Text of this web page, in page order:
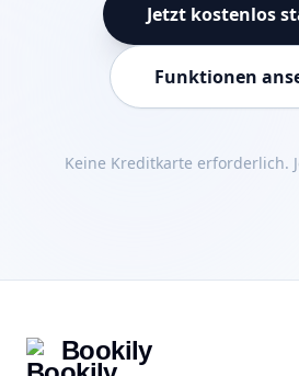
Jetzt kostenlos
Funktionen
Keine Kreditkarte erforderlich.
Bookily